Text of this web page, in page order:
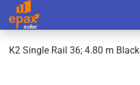
K2 Sin­gle Rail 36; 4.80 m Black